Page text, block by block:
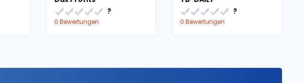
?
0 Bewertungen
?
0 Bewertungen